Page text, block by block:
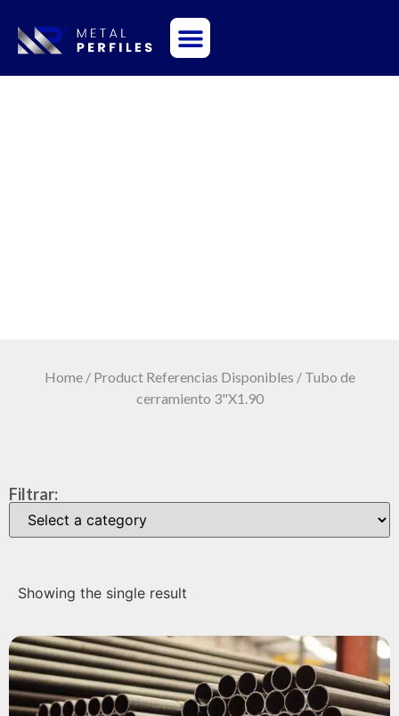
Home/ Product Referencias Disponibles / Tubo de
cerramiento 3"X1.90
Filtrar:
Showing the single result